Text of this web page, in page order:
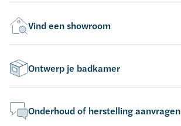
Vind een showroom
Ontwerp je badkamer
Onderhoud of herstelling aanvragen